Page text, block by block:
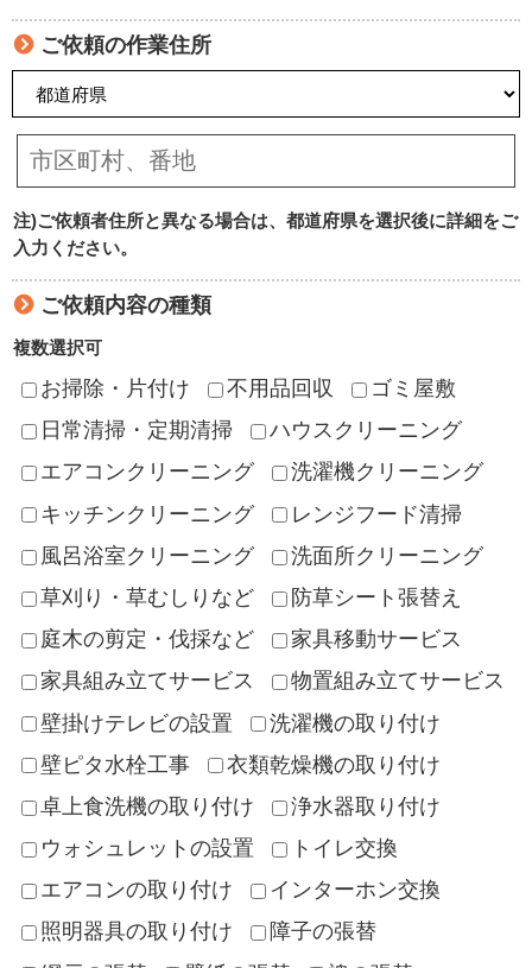
ご依頼の作業住所
注)ご依頼者住所と異なる場合は、都道府県を選択後に詳細をご
入力ください。
ご依頼内容の種類
複数選択可
お掃除・片付け 不用品回収
ゴミ屋敷
日常清掃・定期清掃
ハウスクリーニング
エアコンクリーニング
洗濯機クリーニング
キッチンクリーニング
レンジフード清掃
風呂浴室クリーニング
洗面所クリーニング
草刈り・草むしりなど
防草シート張替え
庭木の剪定・伐採など
家具移動サービス
家具組み立てサービス
物置組み立てサービス
壁掛けテレビの設置
洗濯機の取り付け
壁ピタ水栓工事
衣類乾燥機の取り付け
卓上食洗機の取り付け
浄水器取り付け
ウォシュレットの設置
トイレ交換
エアコンの取り付け
インターホン交換
照明器具の取り付け
障子の張替